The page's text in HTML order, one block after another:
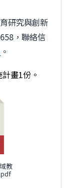
研究與創新
，聯絡信
。
畫1份。
教